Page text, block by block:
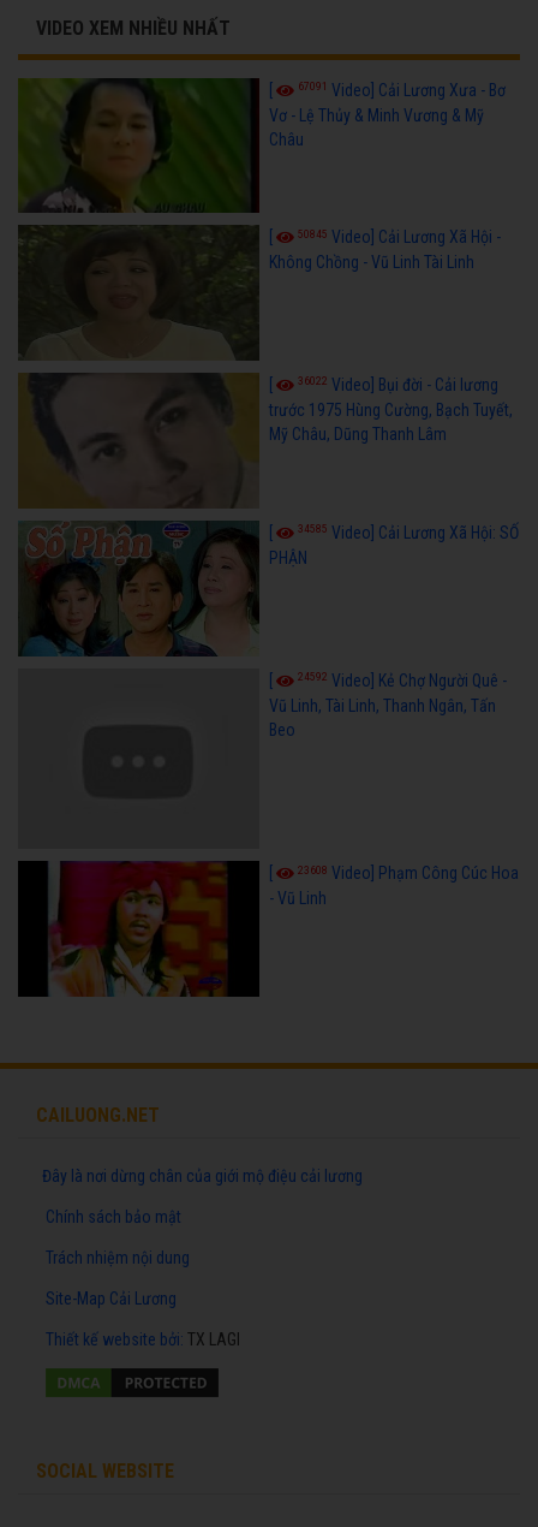
VIDEO XEM NHIỀU NHẤT
[ 67091 Video] Cải Lương Xưa - Bơ
Vơ - Lệ Thủy & Minh Vương & Mỹ
Châu
50845 Video] Cải Lương Xã Hội -
Không Chồng - Vũ Linh Tài Linh
36022 Video] Bụi đời - Cải lương
trước 1975 Hùng Cường, Bạch Tuyết,
Mỹ Châu, Dũng Thanh Lâm
34585 Video] Cải Lương Xã Hội: SỐ
PHẬN
24592 Video] Kẻ Chợ Người Quê -
Vũ Linh, Tài Linh, Thanh Ngân, Tấn
Beo
23608 Video] Phạm Công Cúc Hoa
- Vũ Linh
CAILUONG.NET
Đây là nơi dừng chân của giới mộ điệu cải lương
Chính sách bảo mật
Trách nhiệm nội dung
Site-Map Cải Lương
Thiết kế website bởi: TX LAGI
SOCIAL WEBSITE